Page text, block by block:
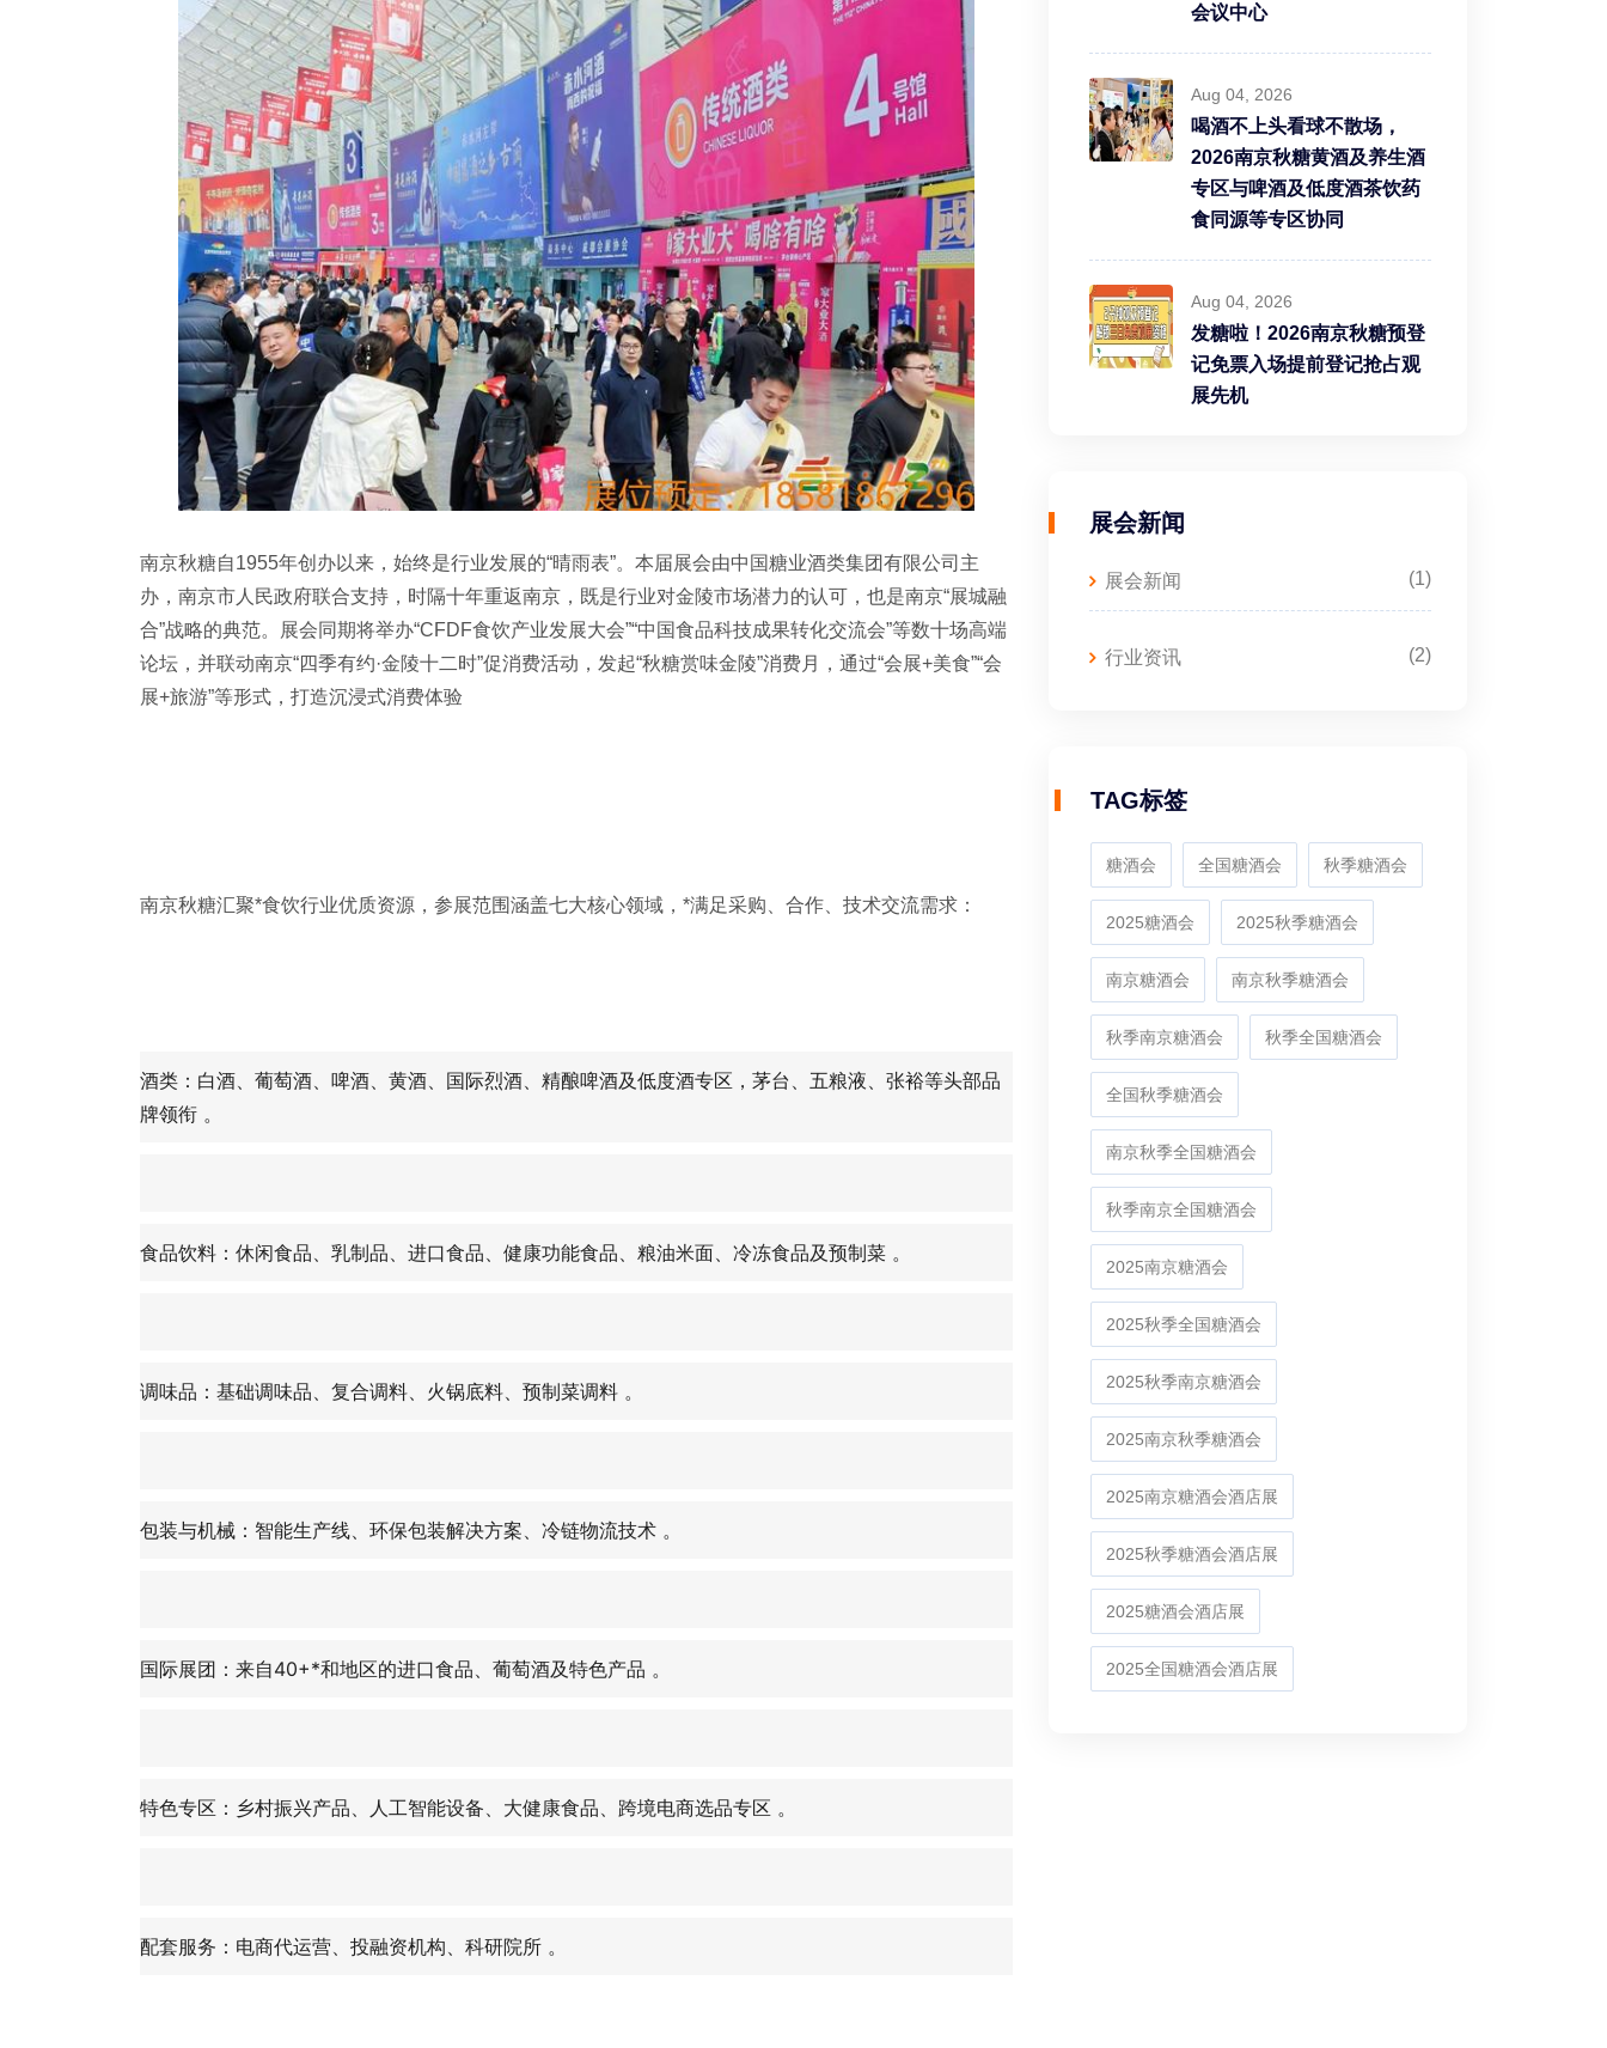
南京秋糖自1955年创办以来，始终是行业发展的“晴雨表”。本届展会由中国糖业酒类集团有限公司主
办，南京市人民政府联合支持，时隔十年重返南京，既是行业对金陵市场潜力的认可，也是南京“展城融
合”战略的典范。展会同期将举办“CFDF食饮产业发展大会”“中国食品科技成果转化交流会”等数十场高端
论坛，并联动南京“四季有约·金陵十二时”促消费活动，发起“秋糖赏味金陵”消费月，通过“会展+美食”“会
展+旅游”等形式，打造沉浸式消费体验
南京秋糖汇聚*食饮行业优质资源，参展范围涵盖七大核心领域，*满足采购、合作、技术交流需求：
酒类：白酒、葡萄酒、啤酒、黄酒、国际烈酒、精酿啤酒及低度酒专区，茅台、五粮液、张裕等头部品
牌领衔 。
食品饮料：休闲食品、乳制品、进口食品、健康功能食品、粮油米面、冷冻食品及预制菜 。
调味品：基础调味品、复合调料、火锅底料、预制菜调料 。
包装与机械：智能生产线、环保包装解决方案、冷链物流技术 。
国际展团：来自40+*和地区的进口食品、葡萄酒及特色产品 。
特色专区：乡村振兴产品、人工智能设备、大健康食品、跨境电商选品专区 。
配套服务：电商代运营、投融资机构、科研院所 。
会议中心
Aug 04, 2026
喝酒不上头看球不散场，
2026南京秋糖黄酒及养生酒
专区与啤酒及低度酒茶饮药
食同源等专区协同
Aug 04, 2026
发糖啦！2026南京秋糖预登
记免票入场提前登记抢占观
展先机
展会新闻
展会新闻 (1)
行业资讯 (2)
TAG标签
糖酒会 全国糖酒会 秋季糖酒会
2025糖酒会 2025秋季糖酒会
南京糖酒会 南京秋季糖酒会
秋季南京糖酒会 秋季全国糖酒会
全国秋季糖酒会
南京秋季全国糖酒会
秋季南京全国糖酒会
2025南京糖酒会
2025秋季全国糖酒会
2025秋季南京糖酒会
2025南京秋季糖酒会
2025南京糖酒会酒店展
2025秋季糖酒会酒店展
2025糖酒会酒店展
2025全国糖酒会酒店展